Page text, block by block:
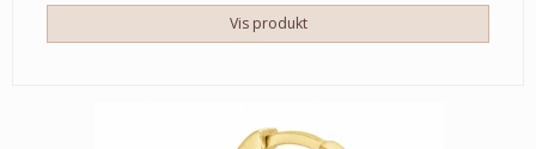
Vis produkt